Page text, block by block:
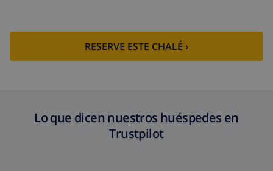
RESERVE ESTE CHALÉ ›
Lo que dicen nuestros huéspedes en
Trustpilot